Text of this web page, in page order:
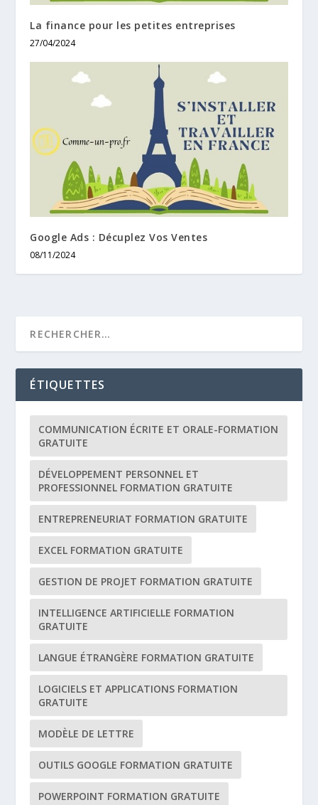
La finance pour les petites entreprises
27/04/2024
Google Ads : Décuplez Vos Ventes
08/11/2024
ÉTIQUETTES
COMMUNICATION ÉCRITE ET ORALE-FORMATION
GRATUITE
DÉVELOPPEMENT PERSONNEL ET
PROFESSIONNEL FORMATION GRATUITE
ENTREPRENEURIAT FORMATION GRATUITE
EXCEL FORMATION GRATUITE
GESTION DE PROJET FORMATION GRATUITE
INTELLIGENCE ARTIFICIELLE FORMATION
GRATUITE
LANGUE ÉTRANGÈRE FORMATION GRATUITE
LOGICIELS ET APPLICATIONS FORMATION
GRATUITE
MODÈLE DE LETTRE
OUTILS GOOGLE FORMATION GRATUITE
POWERPOINT FORMATION GRATUITE